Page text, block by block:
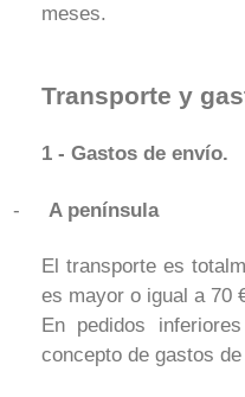
meses.
Transporte y
1 - Gastos de envío.
- A península
El transporte es
es mayor o igual a 70
En pedidos
concepto de gastos